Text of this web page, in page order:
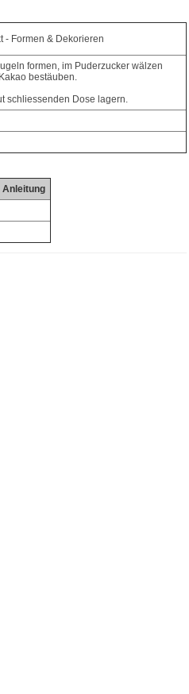
- Formen & Dekorieren
formen, im Puderzucker wälzen
bestäuben.
schliessenden Dose lagern.
Anleitung